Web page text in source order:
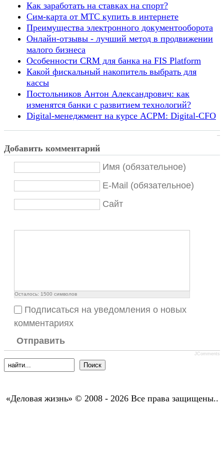
Как заработать на ставках на спорт?
Сим-карта от МТС купить в интернете
Преимущества электронного документооборота
Онлайн-отзывы - лучший метод в продвижении
малого бизнеса
Особенности CRM для банка на FIS Platform
Какой фискальный накопитель выбрать для
кассы
Постольников Антон Александрович: как
изменятся банки с развитием технологий?
Digital-менеджмент на курсе ACPM: Digital-CFO
Добавить комментарий
Имя (обязательное)
E-Mail (обязательное)
Сайт
Осталось: 1500 символов
Подписаться на уведомления о новых
комментариях
Отправить
JComments
«Деловая жизнь» © 2008 - 2026 Все права защищены..